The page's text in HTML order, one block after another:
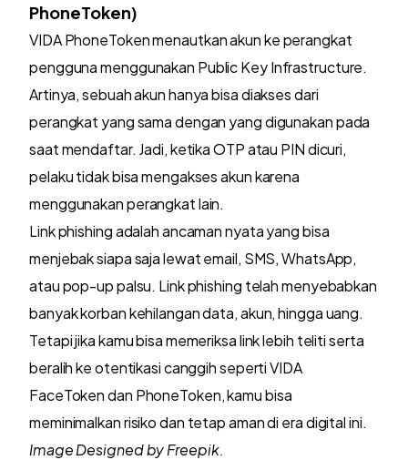
PhoneToken)
VIDA PhoneToken menautkan akun ke perangkat
pengguna menggunakan Public Key Infrastructure.
Artinya, sebuah akun hanya bisa diakses dari
perangkat yang sama dengan yang digunakan pada
saat mendaftar. Jadi, ketika OTP atau PIN dicuri,
pelaku tidak bisa mengakses akun karena
menggunakan perangkat lain.
Link phishing adalah ancaman nyata yang bisa
menjebak siapa saja lewat email, SMS, WhatsApp,
atau pop-up palsu. Link phishing telah menyebabkan
banyak korban kehilangan data, akun, hingga uang.
Tetapi jika kamu bisa memeriksa link lebih teliti serta
beralih ke otentikasi canggih seperti VIDA
FaceToken dan PhoneToken, kamu bisa
meminimalkan risiko dan tetap aman di era digital ini.
Image Designed byFreepik.